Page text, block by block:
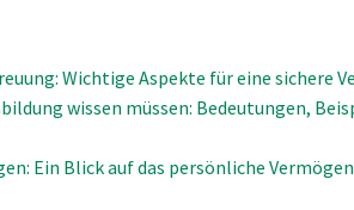
Wichtige Aspekte für eine sichere
wissen müssen: Bedeutungen,
Ein Blick auf das persönliche